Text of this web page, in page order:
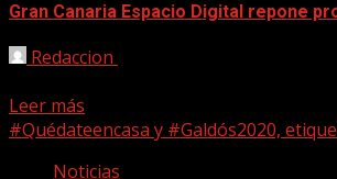
Gran Canaria Espacio Digital repone
Redaccion
Leer más
#Quédateencasa y #Galdós2020,
Noticias